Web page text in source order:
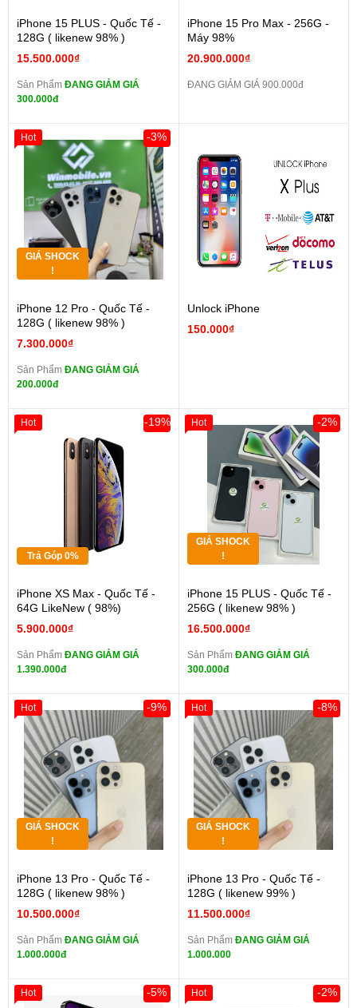
iPhone 15 PLUS - Quốc Tế -
128G ( likenew 98% )
15.500.000₫
Sản Phẩm ĐANG GIẢM GIÁ
300.000đ
iPhone 15 Pro Max - 256G -
Máy 98%
20.900.000₫
ĐANG GIẢM GIÁ 900.000đ
GIÁ SHOCK
!
iPhone 12 Pro - Quốc Tế -
128G ( likenew 98% )
7.300.000₫
-3%
Sản Phẩm ĐANG GIẢM GIÁ
200.000đ
Hot
Unlock iPhone
150.000₫
Trả Góp 0%
iPhone XS Max - Quốc Tế -
64G LikeNew ( 98%)
5.900.000₫
-19%
Sản Phẩm ĐANG GIẢM GIÁ
1.390.000đ
Hot
GIÁ SHOCK
!
iPhone 15 PLUS - Quốc Tế -
256G ( likenew 98% )
16.500.000₫
-2%
Sản Phẩm ĐANG GIẢM GIÁ
300.000đ
Hot
GIÁ SHOCK
!
iPhone 13 Pro - Quốc Tế -
128G ( likenew 98% )
10.500.000₫
-9%
Sản Phẩm ĐANG GIẢM GIÁ
1.000.000đ
Hot
GIÁ SHOCK
!
iPhone 13 Pro - Quốc Tế -
128G ( likenew 99% )
11.500.000₫
-8%
Sản Phẩm ĐANG GIẢM GIÁ
1.000.000
Hot
-5%
Hot -2%
Hot